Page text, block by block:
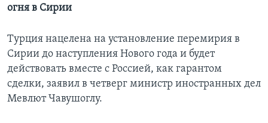
огня в Сирии
Турция нацелена на установление перемирия в
Сирии до наступления Нового года и будет
действовать вместе с Россией, как гарантом
сделки, заявил в четверг министр иностранных дел
Мевлют Чавушоглу.